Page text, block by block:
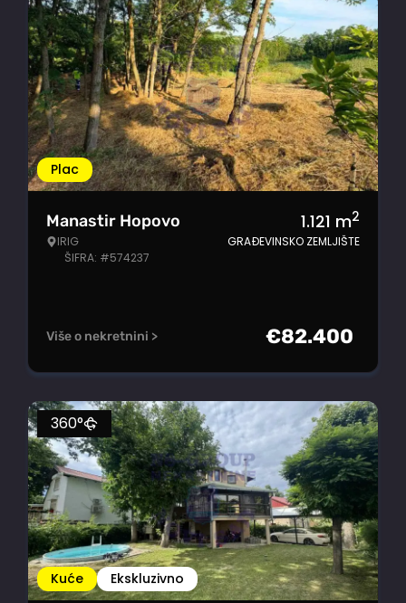
Plac
Manastir Hopovo
IRIG
ŠIFRA: #574237
1.121 m2
GRAĐEVINSKO ZEMLJIŠTE
Više o nekretnini > €82.400
Kuće Ekskluzivno
360°